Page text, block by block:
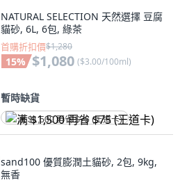
NATURAL SELECTION 天然選擇 豆腐
貓砂, 6L, 6包, 綠茶
首購折扣價$1,280
15% $1,080 ($3.00/100ml)
暫時缺貨
满 $1,500 再省 $75 (王道卡)
sand100 優質膨潤土貓砂, 2包, 9kg,
無香